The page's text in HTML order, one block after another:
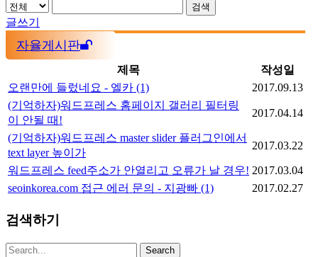
검색
글쓰기
자율게시판
제목
작성일
오랜만에 들렀네요 - 엘카 (1)
2017.09.13
(기억하자)워드프레스 홈페이지 갤러리 필터링
이 안될 때!
2017.04.14
(기억하자)워드프레스 master slider 플러그인에서
text layer 높이가
2017.03.22
워드프레스 feed주소가 안열리고 오류가 날 경우! 2017.03.04
seoinkorea.com 접근 에러 문의 - 지광빠 (1) 2017.02.27
검색하기